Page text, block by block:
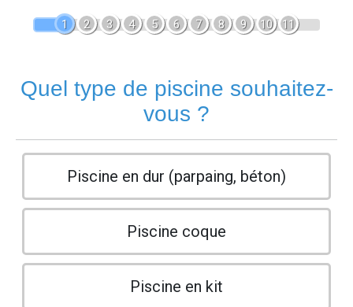
1 2 3 4 5 6 7 8 9 10 11
Quel type de piscine souhaitez-
vous ?
Piscine en dur (parpaing, béton)
Piscine coque
Piscine en kit